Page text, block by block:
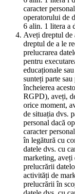
caracter
operatorului de
6 alin. 1 litera a
Aveți dreptul de
dreptul de a le
prelucrarea
pentru
educaționale
sunteți parte
încheierea
RGPD), aveți,
orice moment,
de situația dvs.
personal dacă
caracter
în legătură cu
datele dvs. cu
marketing, aveți
prelucrării
activități de
prelucrării în